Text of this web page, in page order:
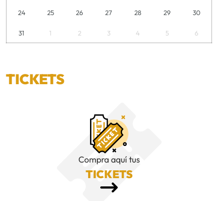
24 25 26 27 28 29 30
31 1 2 3 4 5 6
TICKETS
Compra aquí tus
TICKETS